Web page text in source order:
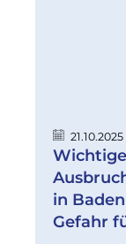
21.10.2025
in
Gefahr